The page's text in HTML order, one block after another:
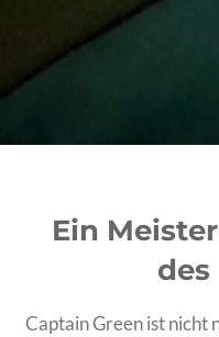
Ein
des
Captain Green ist nicht